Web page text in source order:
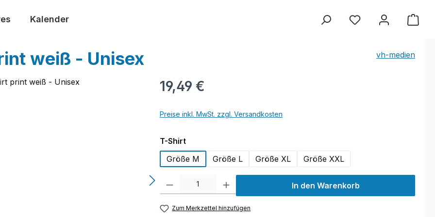
Kalender
weiß - Unisex vh-medien
19,49 €
Preise inkl. MwSt. zzgl. Versandkosten
T-Shirtauswählen
Größe M
Größe L Größe XL Größe XXL
Produkt Anzahl: Gib den gewünschten Wert ein oder benutze die Schaltflächen um
In den Warenkorb
Zum Merkzettel hinzufügen